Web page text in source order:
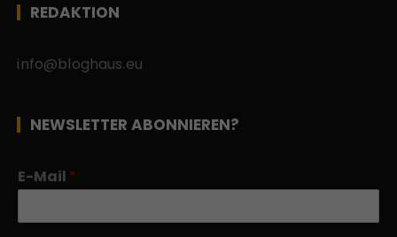
REDAKTION
info@bloghaus.eu
NEWSLETTER ABONNIEREN?
E-Mail *